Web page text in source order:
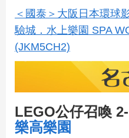
＜國泰＞大阪日本環球
驗城．水上樂園 SPA
(JKM5CH2)
LEGO公仔召喚 2-
樂高樂園